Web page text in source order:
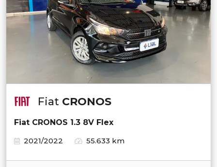
Fiat CRONOS
Fiat CRONOS 1.3 8V Flex
2021/2022
55.633 km